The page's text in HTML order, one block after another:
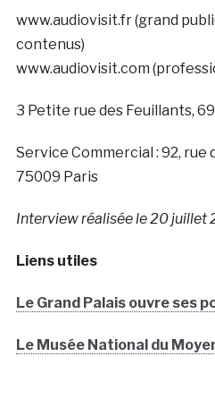
www.audiovisit.fr (grand
contenus)
www.audiovisit.com
3 Petite rue des Feuillants,
Service Commercial : 92, rue
75009 Paris
Interview réalisée le 20 juillet
Liens utiles
Le Grand Palais ouvre ses
Le Musée National du